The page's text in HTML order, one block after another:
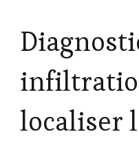
localiser